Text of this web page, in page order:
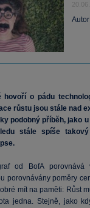
hovoří o pádu
růstu jsou stále nad
podobný příběh, jako
stále spíše
od BofA
porovnávány poměry
mít na paměti: Růst
jedna. Stejně, jako